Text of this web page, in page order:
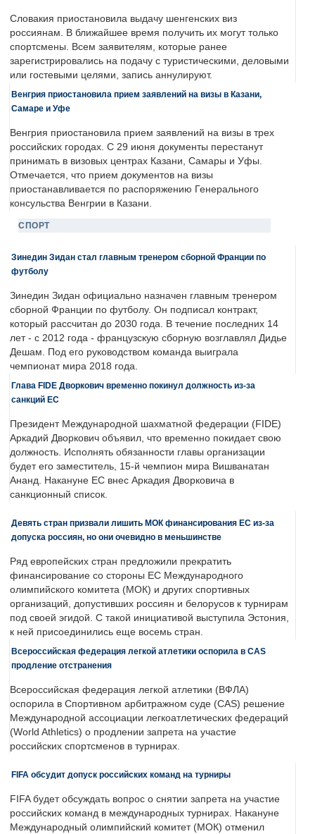
Словакия приостановила выдачу шенгенских виз
россиянам. В ближайшее время получить их могут только
спортсмены. Всем заявителям, которые ранее
зарегистрировались на подачу с туристическими, деловыми
или гостевыми целями, запись аннулируют.
Венгрия приостановила прием заявлений на визы в Казани,
Самаре и Уфе
Венгрия приостановила прием заявлений на визы в трех
российских городах. С 29 июня документы перестанут
принимать в визовых центрах Казани, Самары и Уфы.
Отмечается, что прием документов на визы
приостанавливается по распоряжению Генерального
консульства Венгрии в Казани.
СПОРТ
Зинедин Зидан стал главным тренером сборной Франции по
футболу
Зинедин Зидан официально назначен главным тренером
сборной Франции по футболу. Он подписал контракт,
который рассчитан до 2030 года. В течение последних 14
лет - с 2012 года - французскую сборную возглавлял Дидье
Дешам. Под его руководством команда выиграла
чемпионат мира 2018 года.
Глава FIDE Дворкович временно покинул должность из-за
санкций ЕС
Президент Международной шахматной федерации (FIDE)
Аркадий Дворкович объявил, что временно покидает свою
должность. Исполнять обязанности главы организации
будет его заместитель, 15-й чемпион мира Вишванатан
Ананд. Накануне ЕС внес Аркадия Дворковича в
санкционный список.
Девять стран призвали лишить МОК финансирования ЕС из-за
допуска россиян, но они очевидно в меньшинстве
Ряд европейских стран предложили прекратить
финансирование со стороны ЕС Международного
олимпийского комитета (МОК) и других спортивных
организаций, допустивших россиян и белорусов к турнирам
под своей эгидой. С такой инициативой выступила Эстония,
к ней присоединились еще восемь стран.
Всероссийская федерация легкой атлетики оспорила в CAS
продление отстранения
Всероссийская федерация легкой атлетики (ВФЛА)
оспорила в Спортивном арбитражном суде (CAS) решение
Международной ассоциации легкоатлетических федераций
(World Athletics) о продлении запрета на участие
российских спортсменов в турнирах.
FIFA обсудит допуск российских команд на турниры
FIFA будет обсуждать вопрос о снятии запрета на участие
российских команд в международных турнирах. Накануне
Международный олимпийский комитет (МОК) отменил